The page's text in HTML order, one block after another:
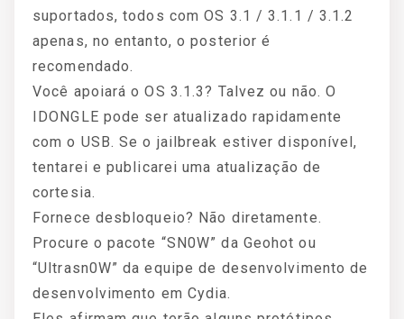
suportados, todos com OS 3.1 / 3.1.1 / 3.1.2
apenas, no entanto, o posterior é
recomendado.
Você apoiará o OS 3.1.3? Talvez ou não. O
IDONGLE pode ser atualizado rapidamente
com o USB. Se o jailbreak estiver disponível,
tentarei e publicarei uma atualização de
cortesia.
Fornece desbloqueio? Não diretamente.
Procure o pacote “SN0W” da Geohot ou
“Ultrasn0W” da equipe de desenvolvimento de
desenvolvimento em Cydia.